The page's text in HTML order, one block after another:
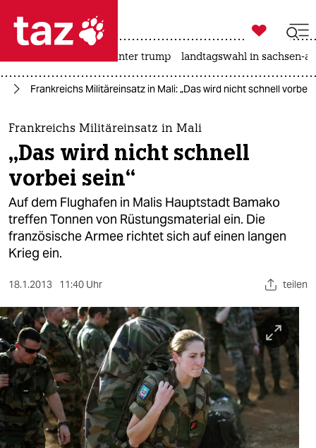
 taz zahl ich
taz zahl ich
themen
politik
öko
gesellschaft
kultur
sport
berlin
nord
wahrheit
verlag
verlag

taz zahl ich
usa unter trump landtagswahl in sachsen-
Frankreichs Militäreinsatz in Mali: „Das wird nicht schnell vorbei
Frankreichs Militäreinsatz in Mali
„Das wird nicht schnell
vorbei sein“
Auf dem Flughafen in Malis Hauptstadt Bamako
treffen Tonnen von Rüstungsmaterial ein. Die
französische Armee richtet sich auf einen langen
Krieg ein.
18.1.2013 11:40 Uhr teilen